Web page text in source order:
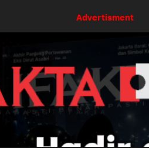
Advertisment